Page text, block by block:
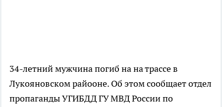
34-летний мужчина погиб на на трассе в
Лукояновском райооне. Об этом сообщает отдел
пропаганды УГИБДД ГУ МВД России по